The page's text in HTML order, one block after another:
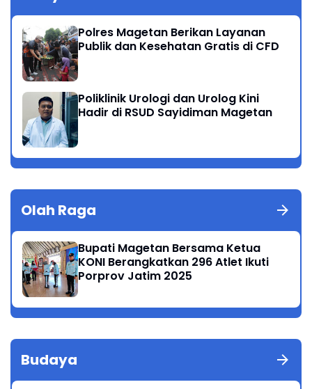
Polres Magetan Berikan Layanan
Publik dan Kesehatan Gratis di CFD
Poliklinik Urologi dan Urolog Kini
Hadir di RSUD Sayidiman Magetan
Olah Raga
Bupati Magetan Bersama Ketua
KONI Berangkatkan 296 Atlet Ikuti
Porprov Jatim 2025
Budaya